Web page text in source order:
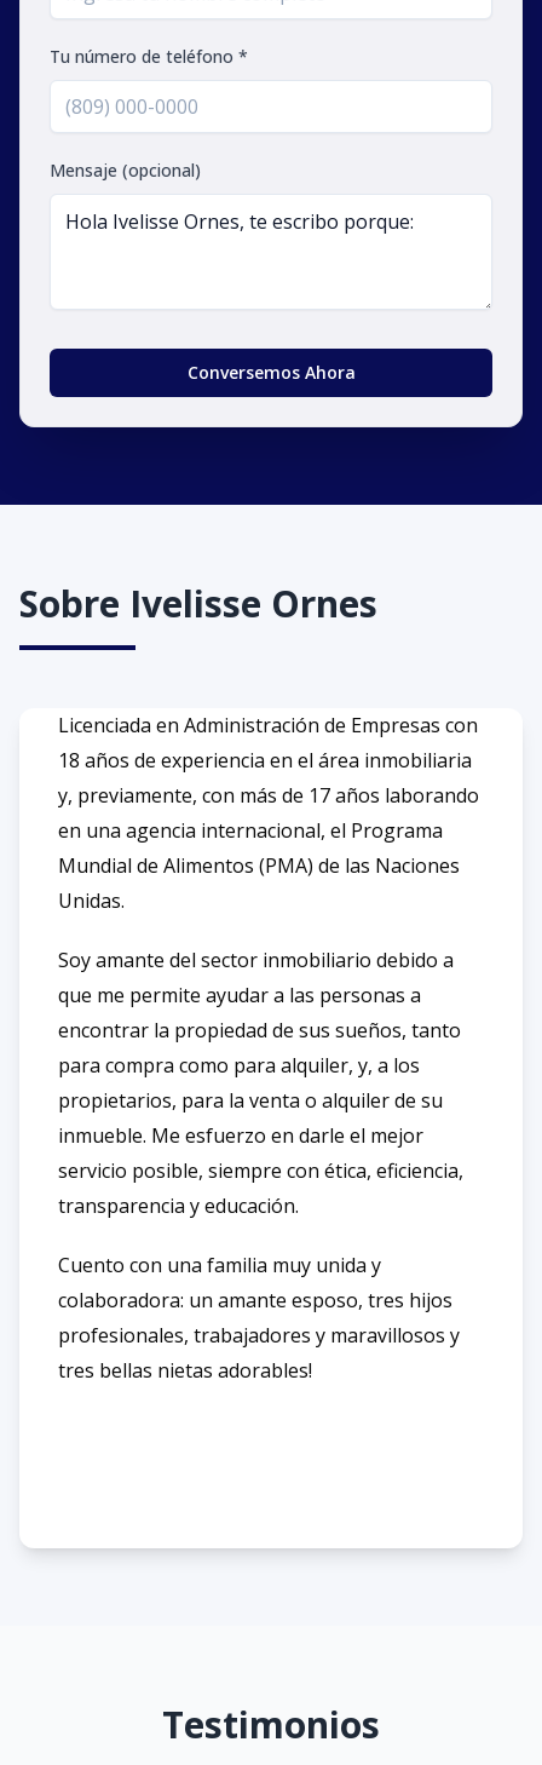
Tu número de teléfono *
Mensaje (opcional)
Conversemos Ahora
Sobre Ivelisse Ornes
Licenciada en Administración de Empresas con
18 años de experiencia en el área inmobiliaria
y, previamente, con más de 17 años laborando
en una agencia internacional, el Programa
Mundial de Alimentos (PMA) de las Naciones
Unidas.
Soy amante del sector inmobiliario debido a
que me permite ayudar a las personas a
encontrar la propiedad de sus sueños, tanto
para compra como para alquiler, y, a los
propietarios, para la venta o alquiler de su
inmueble. Me esfuerzo en darle el mejor
servicio posible, siempre con ética, eficiencia,
transparencia y educación.
Cuento con una familia muy unida y
colaboradora: un amante esposo, tres hijos
profesionales, trabajadores y maravillosos y
tres bellas nietas adorables!
Testimonios